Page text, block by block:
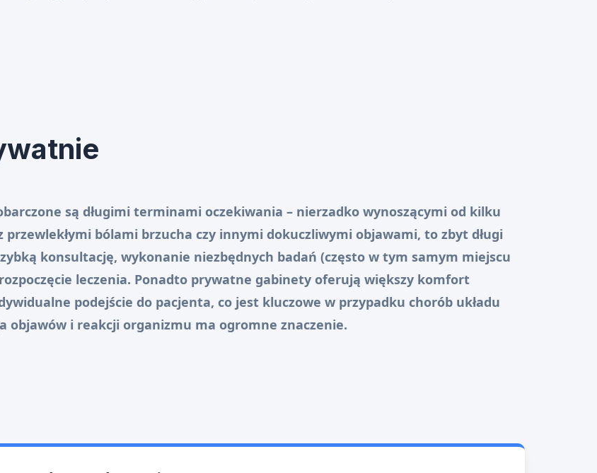
są długimi terminami oczekiwania – nierzadko wynoszącymi od kilku
bólami brzucha czy innymi dokuczliwymi objawami, to zbyt długi
konsultację, wykonanie niezbędnych badań (często w tym samym miejscu
leczenia. Ponadto prywatne gabinety oferują większy komfort
podejście do pacjenta, co jest kluczowe w przypadku chorób układu
objawów i reakcji organizmu ma ogromne znaczenie.